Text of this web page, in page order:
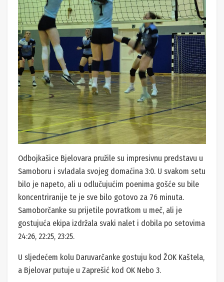
Odbojkašice Bjelovara pružile su impresivnu predstavu u
Samoboru i svladala svojeg domaćina 3:0. U svakom setu
bilo je napeto, ali u odlučujućim poenima gošće su bile
koncentriranije te je sve bilo gotovo za 76 minuta.
Samoborčanke su prijetile povratkom u meč, ali je
gostujuća ekipa izdržala svaki nalet i dobila po setovima
24:26, 22:25, 23:25.
U sljedećem kolu Daruvarčanke gostuju kod ŽOK Kaštela,
a Bjelovar putuje u Zaprešić kod OK Nebo 3.